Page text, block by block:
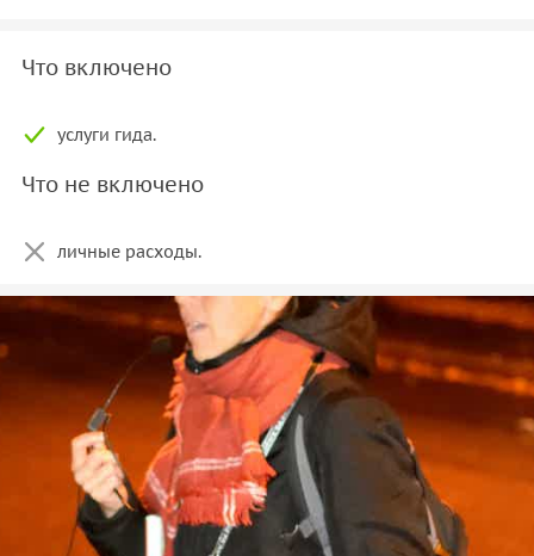
Что включено
услуги гида.
Что не включено
личные расходы.